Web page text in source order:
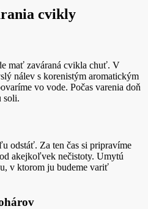
cvikly
mať zaváraná cvikla chuť. V
nálev s korenistým aromatickým
vo vode. Počas varenia doň
soli.
odstáť. Za ten čas si pripravíme
akejkoľvek nečistoty. Umytú
v ktorom ju budeme variť